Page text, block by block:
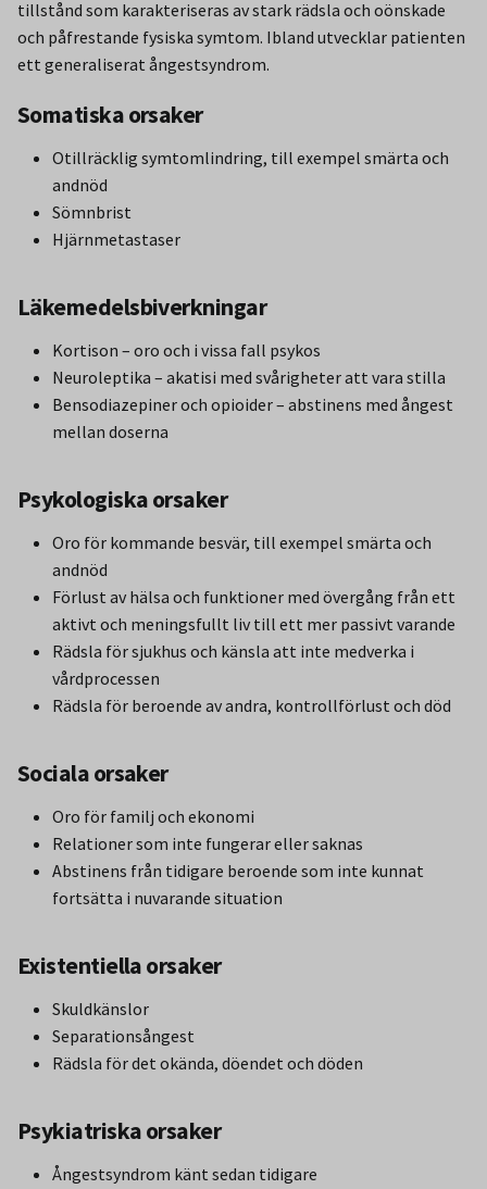
tillstånd som karakteriseras av stark rädsla och oönskade
och påfrestande fysiska symtom. Ibland utvecklar patienten
ett generaliserat ångestsyndrom.
Somatiska orsaker
Otillräcklig symtomlindring, till exempel smärta och
andnöd
Sömnbrist
Hjärnmetastaser
Läkemedelsbiverkningar
Kortison – oro och i vissa fall psykos
Neuroleptika – akatisi med svårigheter att vara stilla
Bensodiazepiner och opioider – abstinens med ångest
mellan doserna
Psykologiska orsaker
Oro för kommande besvär, till exempel smärta och
andnöd
Förlust av hälsa och funktioner med övergång från ett
aktivt och meningsfullt liv till ett mer passivt varande
Rädsla för sjukhus och känsla att inte medverka i
vårdprocessen
Rädsla för beroende av andra, kontrollförlust och död
Sociala orsaker
Oro för familj och ekonomi
Relationer som inte fungerar eller saknas
Abstinens från tidigare beroende som inte kunnat
fortsätta i nuvarande situation
Existentiella orsaker
Skuldkänslor
Separationsångest
Rädsla för det okända, döendet och döden
Psykiatriska orsaker
Ångestsyndrom känt sedan tidigare